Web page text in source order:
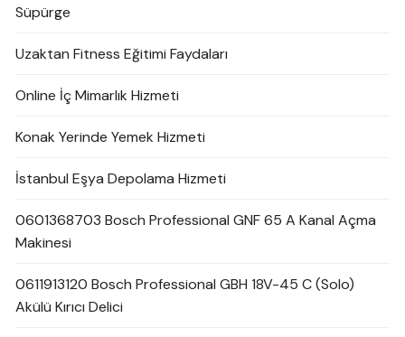
Süpürge
Uzaktan Fitness Eğitimi Faydaları
Online İç Mimarlık Hizmeti
Konak Yerinde Yemek Hizmeti
İstanbul Eşya Depolama Hizmeti
0601368703 Bosch Professional GNF 65 A Kanal Açma
Makinesi
0611913120 Bosch Professional GBH 18V-45 C (Solo)
Akülü Kırıcı Delici